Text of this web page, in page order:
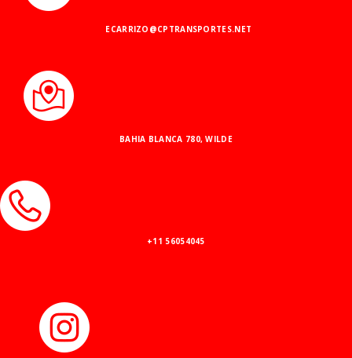
ECARRIZO@CPTRANSPORTES.NET
BAHIA BLANCA 780, WILDE
+11 56054045